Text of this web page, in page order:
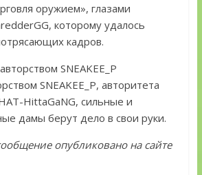
оружием», глазами
которому удалось
кадров.
SNEAKEE_P
SNEAKEE_P, авторитета
HittaGaNG, сильные и
дамы берут дело в свои руки.
опубликовано на сайте